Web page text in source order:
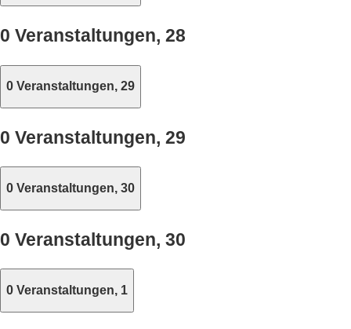
0 Veranstaltungen, 28
0 Veranstaltungen, 29
0 Veranstaltungen, 29
0 Veranstaltungen, 30
0 Veranstaltungen, 30
0 Veranstaltungen, 1